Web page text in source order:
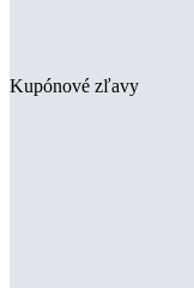
Kupónové zľavy